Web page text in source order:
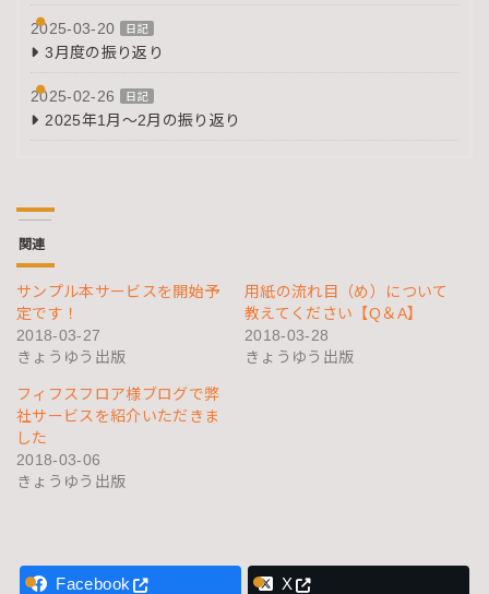
2025-03-20 日記
3月度の振り返り
2025-02-26 日記
2025年1月～2月の振り返り
関連
サンプル本サービスを開始予
定です！
2018-03-27
きょうゆう出版
用紙の流れ目（め）について
教えてください【Q＆A】
2018-03-28
きょうゆう出版
フィフスフロア様ブログで弊
社サービスを紹介いただきま
した
2018-03-06
きょうゆう出版
Facebook X